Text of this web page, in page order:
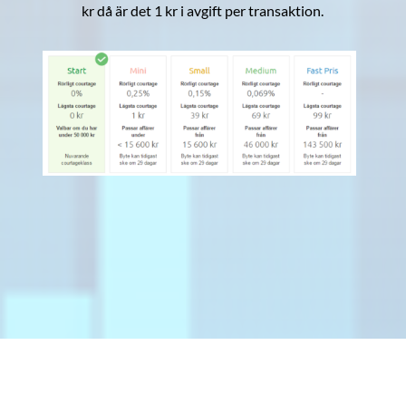
kr då är det 1 kr i avgift per transaktion.